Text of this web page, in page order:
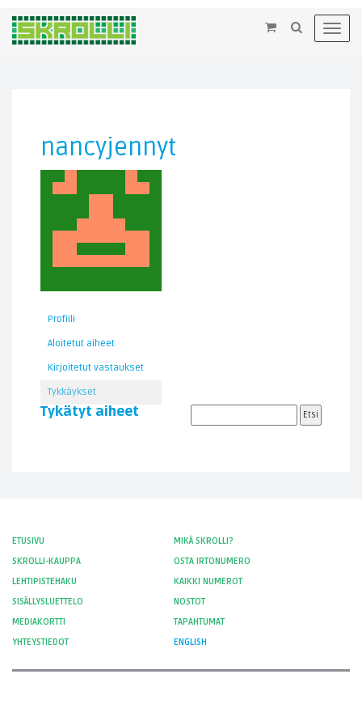
×
nancyjennyt
Profiili
Aloitetut aiheet
Kirjoitetut vastaukset
Tykkäykset
Tykätyt aiheet
ETUSIVU
MIKÄ SKROLLI?
SKROLLI-KAUPPA
OSTA IRTONUMERO
LEHTIPISTEHAKU
KAIKKI NUMEROT
SISÄLLYSLUETTELO
NOSTOT
MEDIAKORTTI
TAPAHTUMAT
YHTEYSTIEDOT
ENGLISH